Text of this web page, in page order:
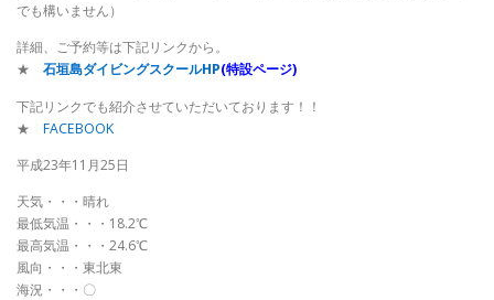
でも構いません）
詳細、ご予約等は下記リンクから。
★
石垣島ダイビングスクールHP(特設ページ)
下記リンクでも紹介させていただいております！！
★ FACEBOOK
平成23年11月25日
天気・・・晴れ
最低気温・・・18.2℃
最高気温・・・24.6℃
風向・・・東北東
海況・・・〇